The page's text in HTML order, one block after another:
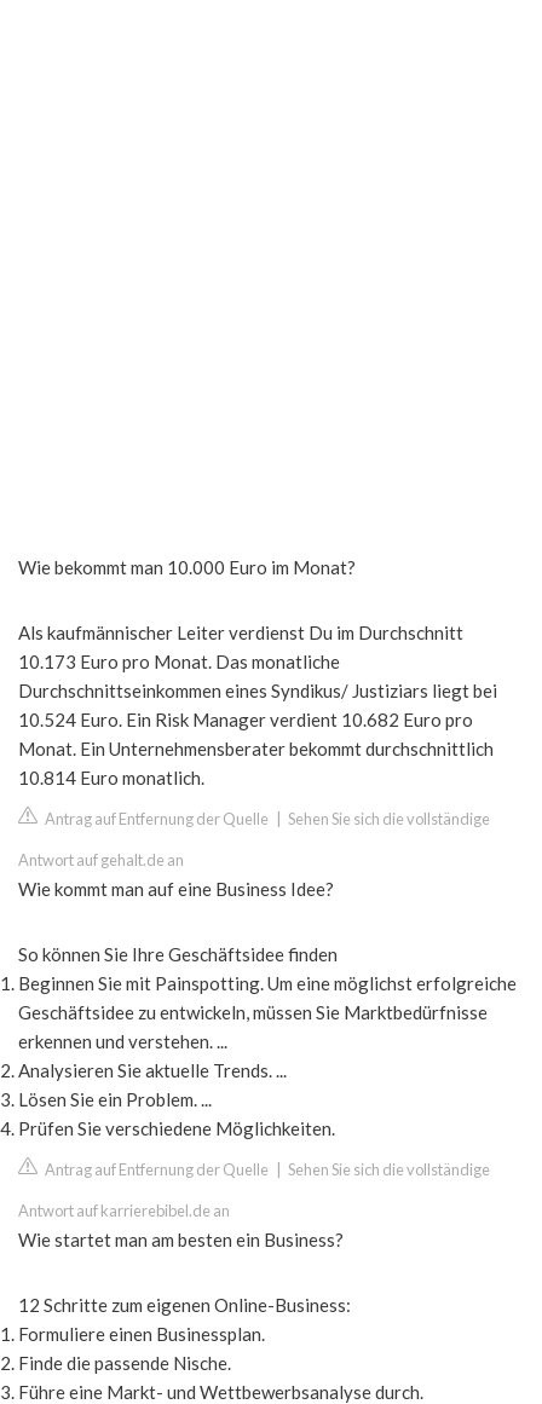
Wie bekommt man 10.000 Euro im Monat?
Als kaufmännischer Leiter verdienst Du im Durchschnitt
10.173 Euro pro Monat. Das monatliche
Durchschnittseinkommen eines Syndikus/ Justiziars liegt bei
10.524 Euro. Ein Risk Manager verdient 10.682 Euro pro
Monat. Ein Unternehmensberater bekommt durchschnittlich
10.814 Euro monatlich.
Antrag auf Entfernung der Quelle Sehen Sie sich die vollständige
Antwort auf gehalt.de an
Wie kommt man auf eine Business Idee?
So können Sie Ihre Geschäftsidee finden
Beginnen Sie mit Painspotting. Um eine möglichst erfolgreiche
Geschäftsidee zu entwickeln, müssen Sie Marktbedürfnisse
erkennen und verstehen. ...
Analysieren Sie aktuelle Trends. ...
Lösen Sie ein Problem. ...
Prüfen Sie verschiedene Möglichkeiten.
Antrag auf Entfernung der Quelle Sehen Sie sich die vollständige
Antwort auf karrierebibel.de an
Wie startet man am besten ein Business?
12 Schritte zum eigenen Online-Business:
Formuliere einen Businessplan.
Finde die passende Nische.
Führe eine Markt- und Wettbewerbsanalyse durch.